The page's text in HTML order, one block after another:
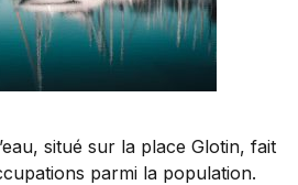
situé sur la place Glotin, fait
parmi la population.